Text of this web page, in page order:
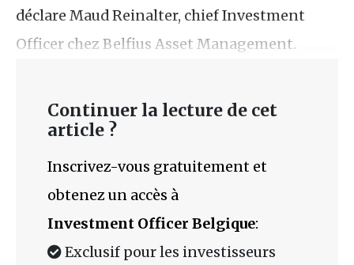
déclare Maud Reinalter, chief Investment
Officer chez Belfius Asset Management.
Continuer la lecture de cet
article ?
Inscrivez-vous gratuitement et
obtenez un accès à
Investment Officer Belgique:
Exclusif pour les investisseurs